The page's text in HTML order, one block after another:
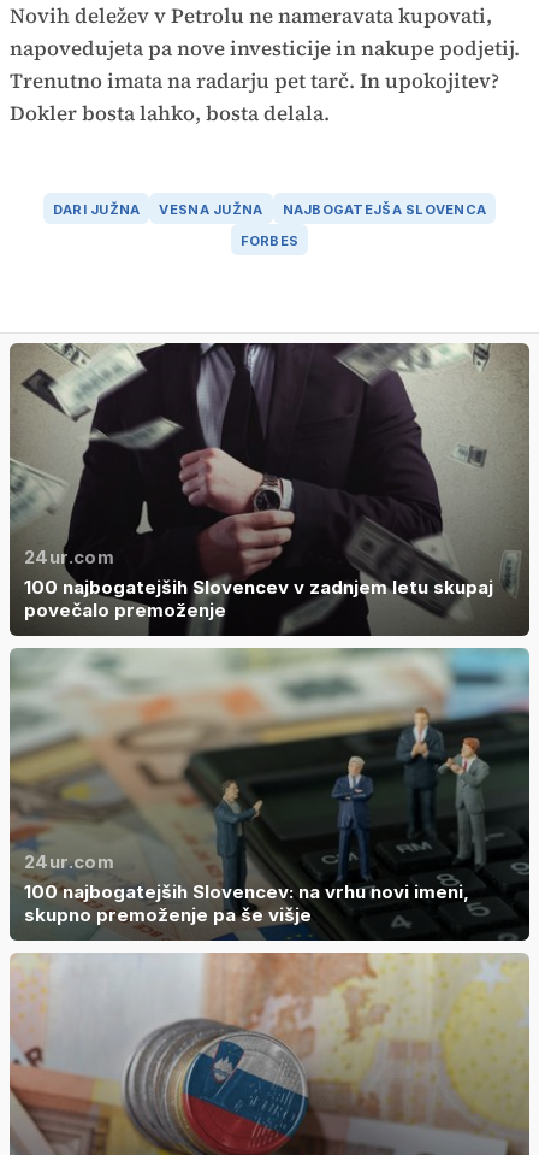
Novih deležev v Petrolu ne nameravata kupovati,
napovedujeta pa nove investicije in nakupe podjetij.
Trenutno imata na radarju pet tarč. In upokojitev?
Dokler bosta lahko, bosta delala.
DARI JUŽNA VESNA JUŽNA
NAJBOGATEJŠA SLOVENCA
FORBES
24ur.com
100 najbogatejših Slovencev v zadnjem letu skupaj
povečalo premoženje
24ur.com
100 najbogatejših Slovencev: na vrhu novi imeni,
skupno premoženje pa še višje